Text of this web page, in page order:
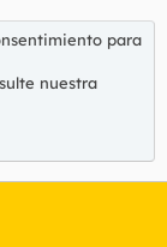
para
nuestra